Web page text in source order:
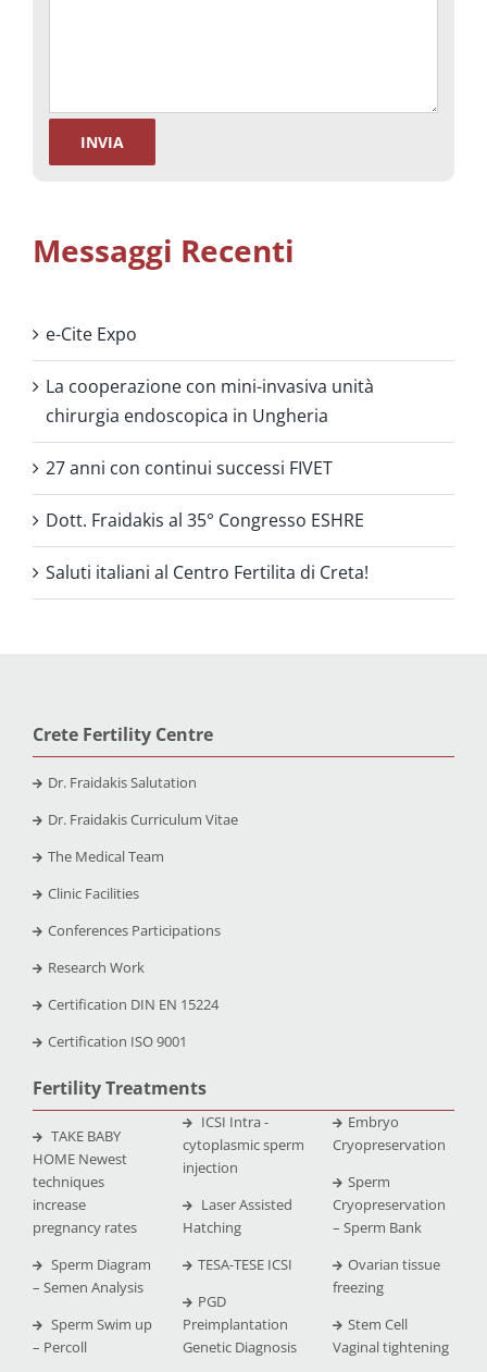
Messaggi Recenti
e-Cite Expo
La cooperazione con mini-invasiva unità
chirurgia endoscopica in Ungheria
27 anni con continui successi FIVET
Dott. Fraidakis al 35° Congresso ESHRE
Saluti italiani al Centro Fertilita di Creta!
Crete Fertility Centre
Dr. Fraidakis Salutation
Dr. Fraidakis Curriculum Vitae
The Medical Team
Clinic Facilities
Conferences Participations
Research Work
Certification DIN EN 15224
Certification ISO 9001
Fertility Treatments
TAKE BABY
HOME Newest
techniques
increase
pregnancy rates
Sperm Diagram
– Semen Analysis
Sperm Swim up
– Percoll
ICSI Intra -
cytoplasmic sperm
injection
Laser Assisted
Hatching
TESA-TESE ICSI
PGD
Preimplantation
Genetic Diagnosis
Embryo
Cryopreservation
Sperm
Cryopreservation
– Sperm Bank
Ovarian tissue
freezing
Stem Cell
Vaginal tightening